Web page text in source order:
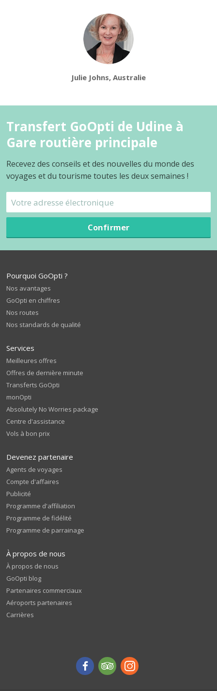
Julie Johns, Australie
Transfert GoOpti de Udine à
Gare routière principale
Recevez des conseils et des nouvelles du monde des
voyages et du tourisme toutes les deux semaines !
Confirmer
Pourquoi GoOpti ?
Nos avantages
GoOpti en chiffres
Nos routes
Nos standards de qualité
Services
Meilleures offres
Offres de dernière minute
Transferts GoOpti
monOpti
Absolutely No Worries package
Centre d'assistance
Vols à bon prix
Devenez partenaire
Agents de voyages
Compte d'affaires
Publicité
Programme d'affiliation
Programme de fidélité
Programme de parrainage
À propos de nous
À propos de nous
GoOpti blog
Partenaires commerciaux
Aéroports partenaires
Carrières